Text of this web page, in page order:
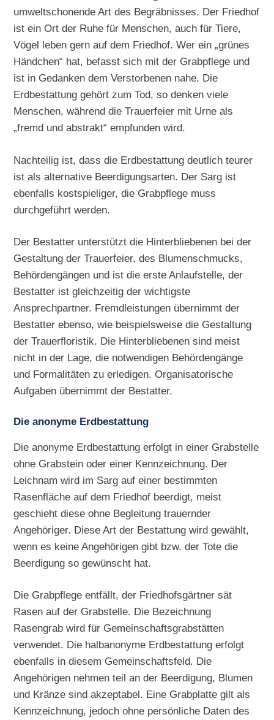
umweltschonende Art des Begräbnisses. Der Friedhof
ist ein Ort der Ruhe für Menschen, auch für Tiere,
Vögel leben gern auf dem Friedhof. Wer ein „grünes
Händchen“ hat, befasst sich mit der Grabpflege und
ist in Gedanken dem Verstorbenen nahe. Die
Erdbestattung gehört zum Tod, so denken viele
Menschen, während die Trauerfeier mit Urne als
„fremd und abstrakt“ empfunden wird.
Nachteilig ist, dass die Erdbestattung deutlich teurer
ist als alternative Beerdigungsarten. Der Sarg ist
ebenfalls kostspieliger, die Grabpflege muss
durchgeführt werden.
Der Bestatter unterstützt die Hinterbliebenen bei der
Gestaltung der Trauerfeier, des Blumenschmucks,
Behördengängen und ist die erste Anlaufstelle, der
Bestatter ist gleichzeitig der wichtigste
Ansprechpartner. Fremdleistungen übernimmt der
Bestatter ebenso, wie beispielsweise die Gestaltung
der Trauerfloristik. Die Hinterbliebenen sind meist
nicht in der Lage, die notwendigen Behördengänge
und Formalitäten zu erledigen. Organisatorische
Aufgaben übernimmt der Bestatter.
Die anonyme Erdbestattung
Die anonyme Erdbestattung erfolgt in einer Grabstelle
ohne Grabstein oder einer Kennzeichnung. Der
Leichnam wird im Sarg auf einer bestimmten
Rasenfläche auf dem Friedhof beerdigt, meist
geschieht diese ohne Begleitung trauernder
Angehöriger. Diese Art der Bestattung wird gewählt,
wenn es keine Angehörigen gibt bzw. der Tote die
Beerdigung so gewünscht hat.
Die Grabpflege entfällt, der Friedhofsgärtner sät
Rasen auf der Grabstelle. Die Bezeichnung
Rasengrab wird für Gemeinschaftsgrabstätten
verwendet. Die halbanonyme Erdbestattung erfolgt
ebenfalls in diesem Gemeinschaftsfeld. Die
Angehörigen nehmen teil an der Beerdigung, Blumen
und Kränze sind akzeptabel. Eine Grabplatte gilt als
Kennzeichnung, jedoch ohne persönliche Daten des